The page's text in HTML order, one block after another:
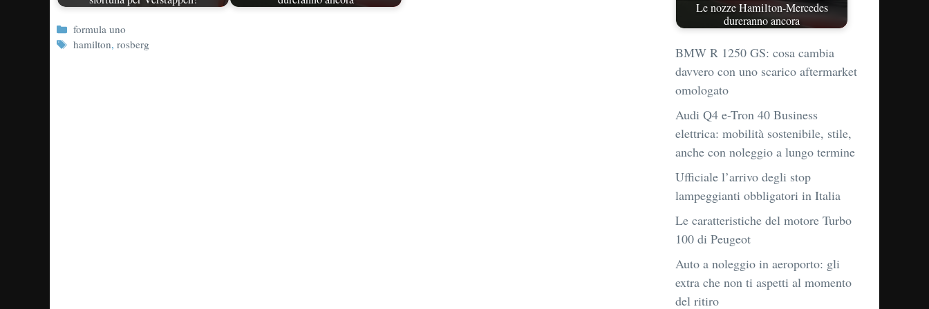
Categorie
formula uno
Tag
hamilton,rosberg
Le nozze Hamilton-Mercedes
dureranno ancora
BMW R 1250 GS: cosa cambia
davvero con uno scarico aftermarket
omologato
Audi Q4 e-Tron 40 Business
elettrica: mobilità sostenibile, stile,
anche con noleggio a lungo termine
Ufficiale l’arrivo degli stop
lampeggianti obbligatori in Italia
Le caratteristiche del motore Turbo
100 di Peugeot
Auto a noleggio in aeroporto: gli
extra che non ti aspetti al momento
del ritiro